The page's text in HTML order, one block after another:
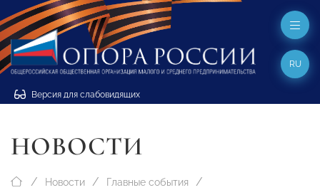
Версия для слабовидящих
RU
НОВОСТИ
Новости Главные события